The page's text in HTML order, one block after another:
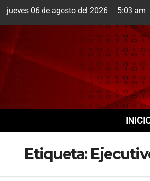
jueves 06 de agosto del 2026 5:03 am
Cuernavaca
Etiqueta: